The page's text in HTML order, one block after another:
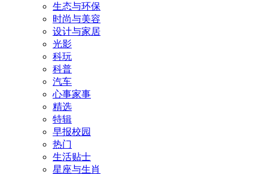
生态与环保
时尚与美容
设计与家居
光影
科玩
科普
汽车
心事家事
精选
特辑
早报校园
热门
生活贴士
星座与生肖